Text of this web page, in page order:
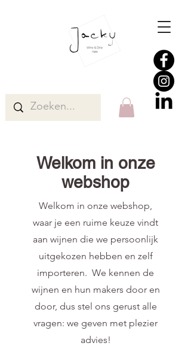
Welkom in onze
webshop
Welkom in onze webshop,
waar je een ruime keuze vindt
aan wijnen die we persoonlijk
uitgekozen hebben en zelf
importeren. We kennen de
wijnen en hun makers door en
door, dus stel ons gerust alle
vragen: we geven met plezier
advies!